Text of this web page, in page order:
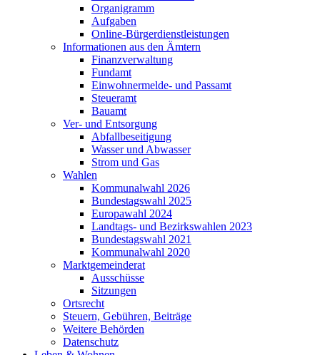
Organigramm
Aufgaben
Online-Bürgerdienstleistungen
Informationen aus den Ämtern
Finanzverwaltung
Fundamt
Einwohnermelde- und Passamt
Steueramt
Bauamt
Ver- und Entsorgung
Abfallbeseitigung
Wasser und Abwasser
Strom und Gas
Wahlen
Kommunalwahl 2026
Bundestagswahl 2025
Europawahl 2024
Landtags- und Bezirkswahlen 2023
Bundestagswahl 2021
Kommunalwahl 2020
Marktgemeinderat
Ausschüsse
Sitzungen
Ortsrecht
Steuern, Gebühren, Beiträge
Weitere Behörden
Datenschutz